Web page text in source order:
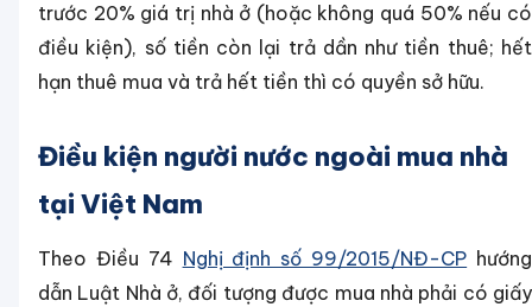
trước 20% giá trị nhà ở (hoặc không quá 50% nếu có
điều kiện), số tiền còn lại trả dần như tiền thuê; hết
hạn thuê mua và trả hết tiền thì có quyền sở hữu.
Điều kiện người nước ngoài mua nhà
tại Việt Nam
Theo Điều 74 Nghị định số 99/2015/NĐ-CP hướng
dẫn Luật Nhà ở, đối tượng được mua nhà phải có giấy